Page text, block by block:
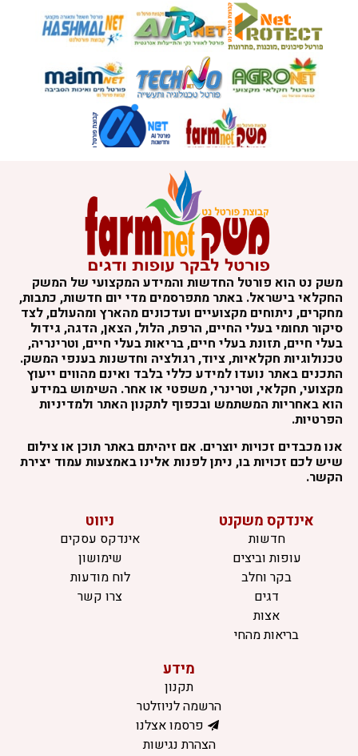
משק נט הוא פורטל החדשות והמידע המקצועי של המשק
החקלאי בישראל. באתר מתפרסמים מדי יום חדשות, כתבות,
מחקרים, ניתוחים מקצועיים ועדכונים מהארץ ומהעולם, לצד
סיקור תחומי בעלי החיים, הרפת, הלול, הצאן, הדגה, גידול
בעלי חיים, תזונת בעלי חיים, בריאות בעלי חיים, וטרינריה,
טכנולוגיות חקלאיות, ציוד, רגולציה וחדשנות בענפי המשק.
התכנים באתר נועדו למידע כללי בלבד ואינם מהווים ייעוץ
מקצועי, חקלאי, וטרינרי, משפטי או אחר. השימוש במידע
הוא באחריות המשתמש ובכפוף לתקנון האתר ולמדיניות
הפרטיות.
אנו מכבדים זכויות יוצרים. אם זיהיתם באתר תוכן או צילום
שיש לכם זכויות בו, ניתן לפנות אלינו באמצעות עמוד יצירת
הקשר.
אינדקס משקנט
חדשות
עופות וביצים
בקר וחלב
דגים
אצות
בריאות מהחי
ניווט
אינדקס עסקים
שימושון
לוח מודעות
צרו קשר
מידע
תקנון
הרשמה לניוזלטר
פרסמו אצלנו
הצהרת נגישות